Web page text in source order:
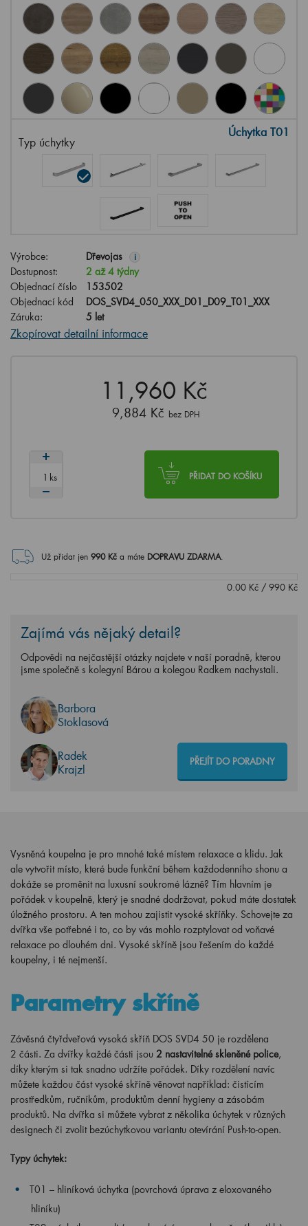
Typ úchytky
Úchytka T01
Výrobce: Dřevojas i
Dostupnost:
2 až 4 týdny
Objednací číslo
153502
Objednací kód
DOS_SVD4_050_XXX_D01_D09_T01_XXX
Záruka:
5 let
Zkopírovat detailní informace
11,960 Kč
9,884 Kč bez DPH
PŘIDAT DO KOŠÍKU
ks
Už přidat jen 990Kč a máte DOPRAVU ZDARMA.
0.00 Kč / 990 Kč
Zajímá vás nějaký detail?
Odpovědi na nejčastější otázky najdete v naší poradně, kterou
jsme společně s kolegyní Bárou a kolegou Radkem nachystali.
Barbora
Stoklasová
Radek
Krajzl
PŘEJÍT DO PORADNY
Vysněná koupelna je pro mnohé také místem relaxace a klidu. Jak
ale vytvořit místo, které bude funkční během každodenního shonu a
dokáže se proměnit na luxusní soukromé lázně? Tím hlavním je
pořádek v koupelně, který je snadné dodržovat, pokud máte dostatek
úložného prostoru. A ten mohou zajistit vysoké skříňky. Schovejte za
dvířka vše potřebné i to, co by vás mohlo rozptylovat od voňavé
relaxace po dlouhém dni. Vysoké skříně jsou řešením do každé
koupelny, i té nejmenší.
Parametry skříně
Závěsná čtyřdveřová vysoká skříň DOS SVD4 50 je rozdělena
2 části. Za dvířky každé části jsou 2 nastavitelné skleněné police,
díky kterým si tak snadno udržíte pořádek. Díky rozdělení navíc
můžete každou část vysoké skříně věnovat například: čistícím
prostředkům, ručníkům, produktům denní hygieny a zásobám
produktů. Na dvířka si můžete vybrat z několika úchytek v různých
designech či zvolit bezúchytkovou variantu otevírání Push-to-open.
Typy úchytek:
T01 – hliníková úchytka (povrchová úprava z eloxovaného
hliníku)